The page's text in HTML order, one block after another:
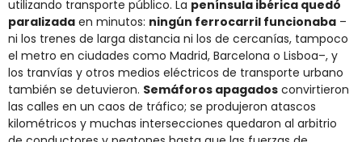
utilizando transporte público. La península ibérica quedó
paralizada en minutos: ningún ferrocarril funcionaba –
ni los trenes de larga distancia ni los de cercanías, tampoco
el metro en ciudades como Madrid, Barcelona o Lisboa–, y
los tranvías y otros medios eléctricos de transporte urbano
también se detuvieron​. Semáforos apagados convirtieron
las calles en un caos de tráfico; se produjeron atascos
kilométricos y muchas intersecciones quedaron al arbitrio